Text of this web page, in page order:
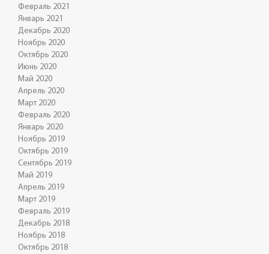
Февраль 2021
Январь 2021
Декабрь 2020
Ноябрь 2020
Октябрь 2020
Июнь 2020
Май 2020
Апрель 2020
Март 2020
Февраль 2020
Январь 2020
Ноябрь 2019
Октябрь 2019
Сентябрь 2019
Май 2019
Апрель 2019
Март 2019
Февраль 2019
Декабрь 2018
Ноябрь 2018
Октябрь 2018